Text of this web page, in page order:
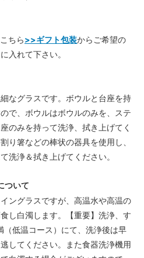
ちら>>ギフト包装からご希望の
入れて下さい。
なグラスです。ボウルと台座を持
で、ボウルはボウルのみを、ステ
のみを持って洗浄、拭き上げてく
り箸などの棒状の器具を使用し、
洗浄＆拭き上げてください。
ついて
ングラスですが、高温水や高温の
し白濁します。【重要】洗浄、す
低温コース）にて、洗浄後は早
してください。また食器洗浄機用